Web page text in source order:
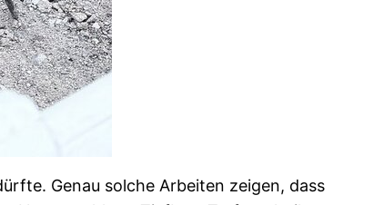
Genau solche Arbeiten zeigen, dass